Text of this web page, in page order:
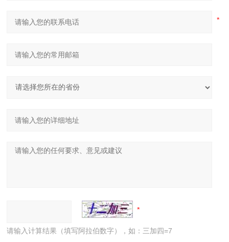
请输入计算结果（填写阿拉伯数字），如：三加四=7